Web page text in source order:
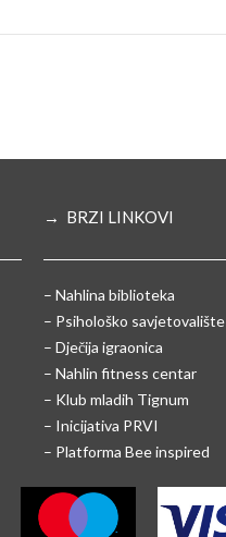
→ BRZI LINKOVI
– Nahlina biblioteka
– Psihološko savjetovalište
– Dječija igraonica
– Nahlin fitness centar
– Klub mladih Tignum
– Inicijativa PRVI
– Platforma Bee inspired